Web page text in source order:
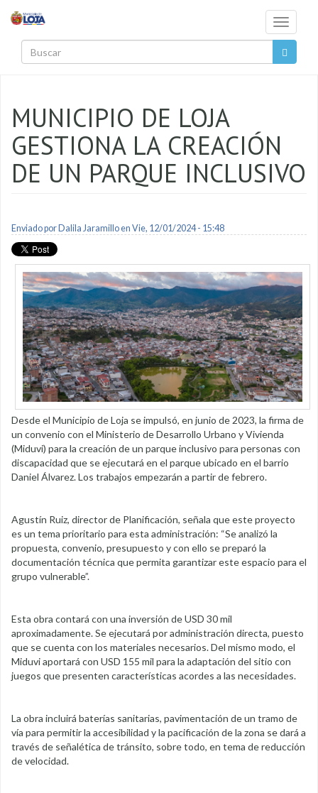
Toggle
MUNICIPIO DE LOJA
GESTIONA LA CREACIÓN
DE UN PARQUE INCLUSIVO
Enviado por Dalila Jaramilloen Vie, 12/01/2024 - 15:48
Desde el Municipio de Loja se impulsó, en junio de 2023, la firma de
un convenio con el Ministerio de Desarrollo Urbano y Vivienda
(Miduvi) para la creación de un parque inclusivo para personas con
discapacidad que se ejecutará en el parque ubicado en el barrio
Daniel Álvarez. Los trabajos empezarán a partir de febrero.
Agustín Ruiz, director de Planificación, señala que este proyecto
es un tema prioritario para esta administración: “Se analizó la
propuesta, convenio, presupuesto y con ello se preparó la
documentación técnica que permita garantizar este espacio para el
grupo vulnerable”.
Esta obra contará con una inversión de USD 30 mil
aproximadamente. Se ejecutará por administración directa, puesto
que se cuenta con los materiales necesarios. Del mismo modo, el
Miduvi aportará con USD 155 mil para la adaptación del sitio con
juegos que presenten características acordes a las necesidades.
La obra incluirá baterías sanitarias, pavimentación de un tramo de
vía para permitir la accesibilidad y la pacificación de la zona se dará a
través de señalética de tránsito, sobre todo, en tema de reducción
de velocidad.